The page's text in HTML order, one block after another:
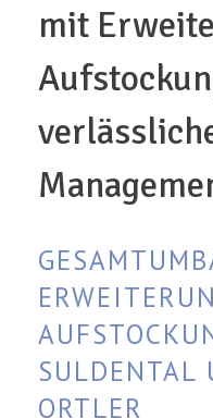
mit
SULDENTAL
ORTLER